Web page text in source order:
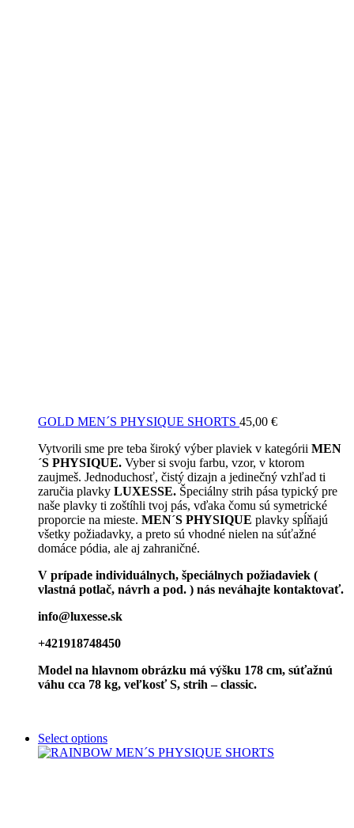
GOLD MEN´S PHYSIQUE SHORTS 45,00 €
Vytvorili sme pre teba široký výber plaviek v kategórii MEN
´S PHYSIQUE. Vyber si svoju farbu, vzor, v ktorom
zaujmeš. Jednoduchosť, čistý dizajn a jedinečný vzhľad ti
zaručia plavky LUXESSE. Špeciálny strih pása typický pre
naše plavky ti zoštíhli tvoj pás, vďaka čomu sú symetrické
proporcie na mieste. MEN´S PHYSIQUE plavky spĺňajú
všetky požiadavky, a preto sú vhodné nielen na súťažné
domáce pódia, ale aj zahraničné.
V prípade individuálnych, špeciálnych požiadaviek (
vlastná potlač, návrh a pod. ) nás neváhajte kontaktovať.
info@luxesse.sk
+421918748450
Model na hlavnom obrázku má výšku 178 cm, súťažnú
váhu cca 78 kg, veľkosť S, strih – classic.
Select options